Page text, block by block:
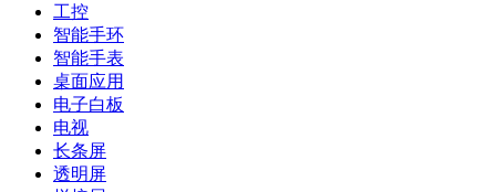
工控
智能手环
智能手表
桌面应用
电子白板
电视
长条屏
透明屏